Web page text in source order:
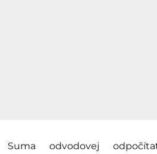
Suma odvodovej